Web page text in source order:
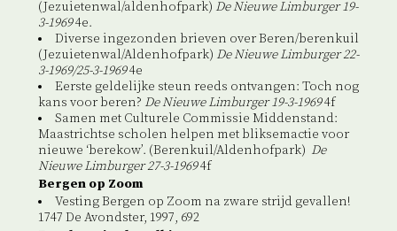
(Jezuietenwal/aldenhofpark) De Nieuwe Limburger 19-
3-19694e.
Diverse ingezonden brieven over Beren/berenkuil
(Jezuietenwal/Aldenhofpark) De Nieuwe Limburger 22-
3-1969/25-3-19694e
Eerste geldelijke steun reeds ontvangen: Toch nog
kans voor beren? De Nieuwe Limburger 19-3-19694f
Samen met Culturele Commissie Middenstand:
Maastrichtse scholen helpen met bliksemactie voor
nieuwe ‘berekow’. (Berenkuil/Aldenhofpark) De
Nieuwe Limburger 27-3-19694f
Bergen op Zoom
Vesting Bergen op Zoom na zware strijd gevallen!
1747 De Avondster, 1997, 692